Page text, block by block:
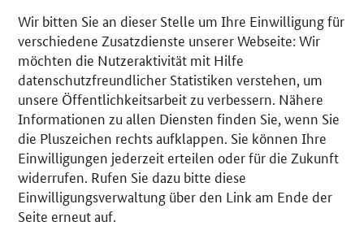
Wir bitten Sie an dieser Stelle um Ihre Einwilligung für
verschiedene Zusatzdienste unserer Webseite: Wir
möchten die Nutzeraktivität mit Hilfe
datenschutzfreundlicher Statistiken verstehen, um
unsere Öffentlichkeitsarbeit zu verbessern. Nähere
Informationen zu allen Diensten finden Sie, wenn Sie
die Pluszeichen rechts aufklappen. Sie können Ihre
Einwilligungen jederzeit erteilen oder für die Zukunft
widerrufen. Rufen Sie dazu bitte diese
Einwilligungsverwaltung über den Link am Ende der
Seite erneut auf.